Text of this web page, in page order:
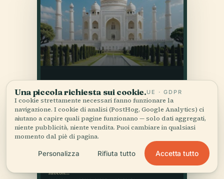
Una piccola richiesta sui cookie.UE · GDPR
I cookie strettamente necessari fanno funzionare la
navigazione. I cookie di analisi (PostHog, Google Analytics) ci
aiutano a capire quali pagine funzionano — solo dati aggregati,
niente pubblicità, niente vendita. Puoi cambiare in qualsiasi
momento dal piè di pagina.
Personalizza Rifiuta tutto Accetta tutto